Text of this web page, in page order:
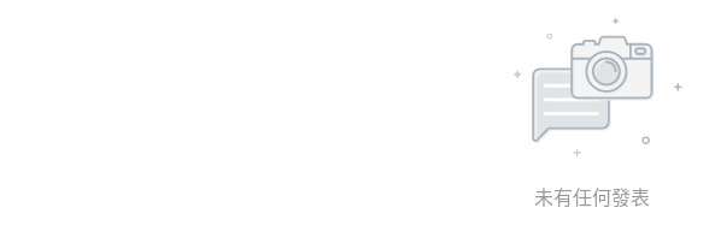
未有任何發表